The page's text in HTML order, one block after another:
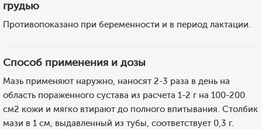
грудью
Противопоказано при беременности и в период лактации.
Способ применения и дозы
Мазь применяют наружно, наносят 2-3 раза в день на
область пораженного сустава из расчета 1-2 г на 100-200
см2 кожи и мягко втирают до полного впитывания. Столбик
мази в 1 см, выдавленный из тубы, соответствует 0,3 г.